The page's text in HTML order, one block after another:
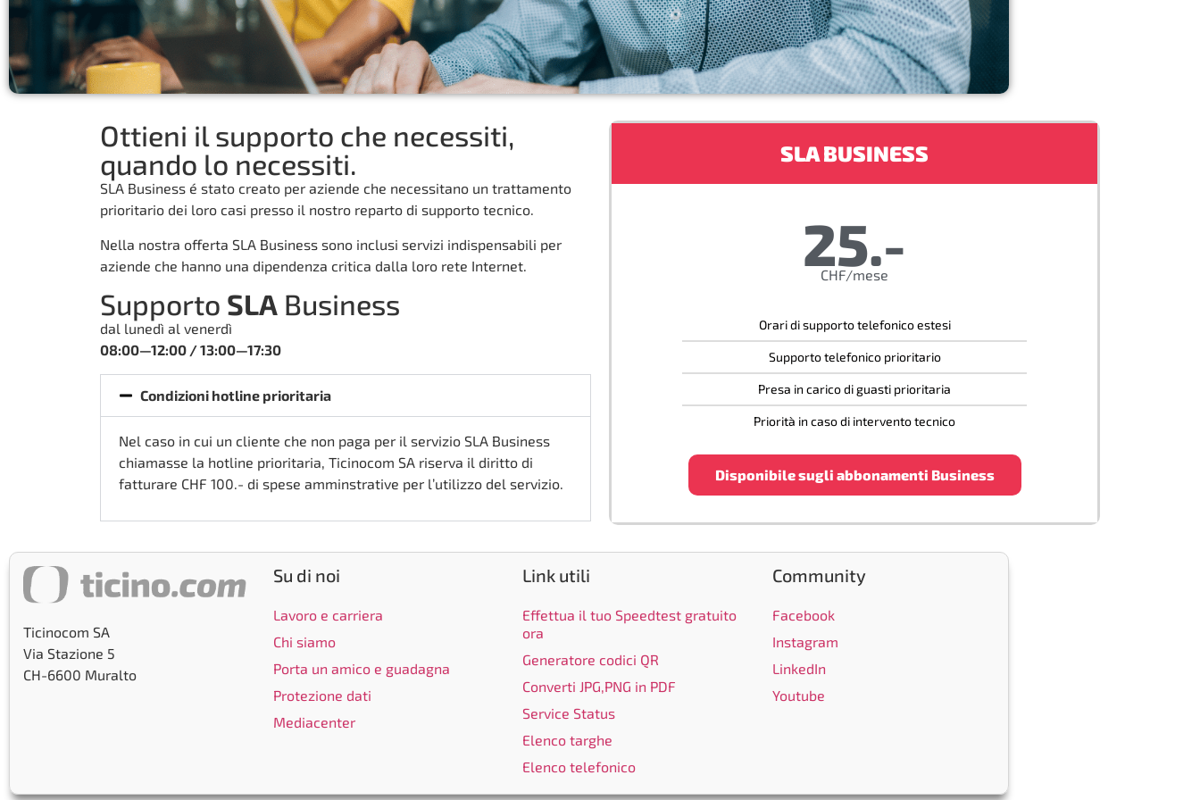
Ottieni il supporto che necessiti,
quando lo necessiti.
SLA Business é stato creato per aziende che necessitano un trattamento
prioritario dei loro casi presso il nostro reparto di supporto tecnico.
Nella nostra offerta SLA Business sono inclusi servizi indispensabili per
aziende che hanno una dipendenza critica dalla loro rete Internet.
Supporto SLA Business
dal lunedì al venerdì
08:00—12:00 / 13:00—17:30
Condizioni hotline prioritaria
Nel caso in cui un cliente che non paga per il servizio SLA Business
chiamasse la hotline prioritaria, Ticinocom SA riserva il diritto di
fatturare CHF 100.- di spese amminstrative per l’utilizzo del servizio.
SLA BUSINESS
25.-
CHF/mese
Orari di supporto telefonico estesi
Supporto telefonico prioritario
Presa in carico di guasti prioritaria
Priorità in caso di intervento tecnico
Disponibile sugli abbonamenti Business
Ticinocom SA
Via Stazione 5
CH-6600 Muralto
Su di noi
Lavoro e carriera
Chi siamo
Porta un amico e guadagna
Protezione dati
Mediacenter
Link utili
Effettua il tuo Speedtest gratuito
ora
Generatore codici QR
Converti JPG,PNG in PDF
Service Status
Elenco targhe
Elenco telefonico
Community
Facebook
Instagram
LinkedIn
Youtube